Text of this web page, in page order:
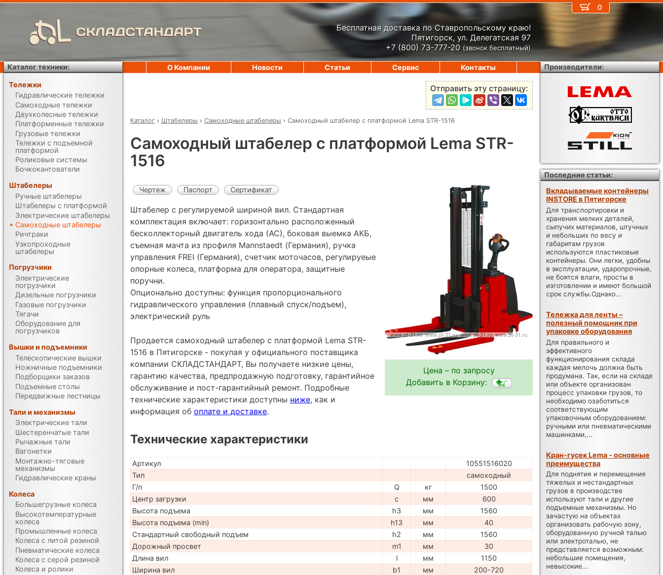
СКЛАДСТАНДАРТ
Бесплатная доставка по Ставропольскому краю!
Пятигорск, ул. Делегатская 97
+7 (800) 73-777-20 (звонок бесплатный)
Отправить эту страницу:
Каталог › Штабелеры › Самоходные штабелеры › Самоходный штабелер с платформой Lema STR-1516
Самоходный штабелер с платформой Lema STR-
1516
Цена – по запросу
Добавить в Корзину:
Чертеж Паспорт Сертификат
Штабелер с регулируемой шириной вил. Стандартная
комплектация включает: горизонтально расположенный
бесколлекторный двигатель хода (АС), боковая выемка АКБ,
съемная мачта из профиля Mannstaedt (Германия), ручка
управления FREI (Германия), счетчик моточасов, регулируеые
опорные колеса, платформа для оператора, защитные
поручни.
Опционально доступны: функция пропорционального
гидравлического управления (плавный спуск/подъем),
электрический руль
Продается самоходный штабелер с платформой Lema STR-
1516 в Пятигорске - покупая у официального поставщика
компании СКЛАДСТАНДАРТ, Вы получаете низкие цены,
гарантию качества, предпродажную подготовку, гарантийное
обслуживание и пост-гарантийный ремонт. Подробные
технические характеристики доступны ниже, как и
информация об оплате и доставке.
Технические характеристики
Артикул
10551516020
Тип
самоходный
Г/п
Q кг
1500
Центр загрузки
c мм
600
Высота подъема
h3 мм
1560
Высота подъема (min)
h13 мм
40
Стандартный свободный подъем
h2 мм
1560
Дорожный просвет
m1 мм
30
Длина вил
l мм
1150
Ширина вил
b1 мм
200-720
0
О Компании Новости Статьи Сервис Контакты
Каталог техники:
Тележки
Гидравлические тележки
Самоходные тележки
Двухколесные тележки
Платформенные тележки
Грузовые тележки
Тележки с подъемной
платформой
Роликовые системы
Бочкокантователи
Штабелеры
Ручные штабелеры
Штабелеры с платформой
Электрические штабелеры
Самоходные штабелеры
Ричтраки
Узкопроходные
штабелеры
Погрузчики
Электрические
погрузчики
Дизельные погрузчики
Газовые погрузчики
Тягачи
Оборудование для
погрузчиков
Вышки и подъемники
Телескопические вышки
Ножничные подъемники
Подборщики заказов
Подъемные столы
Передвижные лестницы
Тали и механизмы
Электрические тали
Шестеренчатые тали
Рычажные тали
Вагонетки
Монтажно-тяговые
механизмы
Гидравлические краны
Колеса
Большегрузные колеса
Высокотемпературные
колеса
Промышленные колеса
Колеса с литой резиной
Пневматические колеса
Колеса с серой резиной
Колеса и ролики
Производители:
Последние статьи:
Вкладываемые контейнеры
INSTORE в Пятигорске
Для транспортировки и
хранения мелких деталей,
сыпучих материалов, штучных
и небольших по весу и
габаритам грузов
используются пластиковые
контейнеры. Они легки, удобны
в эксплуатации, ударопрочные,
не боятся влаги, просты в
изготовлении и имеют большой
срок службы.Однако...
Тележка для ленты –
полезный помощник при
упаковке оборудования
Для правильного и
эффективного
функционирования склада
каждая мелочь должна быть
продумана. Так, если на складе
или объекте организован
процесс упаковки грузов, то
необходимо озаботиться
соответствующим
упаковочным оборудованием:
ручными или пневматическими
машинками,...
Кран-гусек Lema - основные
преимущества
Для поднятия и перемещения
тяжелых и нестандартных
грузов в производстве
используют тали и другие
подъемные механизмы. Но
зачастую на объектах
организовать рабочую зону,
оборудованную ручной талью
или электроталью, не
представляется возможным:
небольшие помещения,
невысокие...